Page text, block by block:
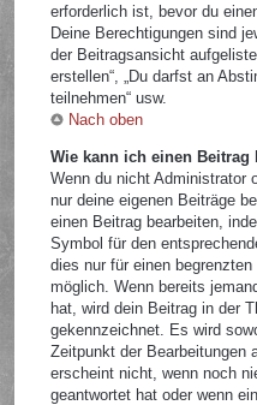
erforderlich ist, bevor du
Deine Berechtigungen sind
der Beitragsansicht
erstellen“, „Du darfst an
teilnehmen“ usw.
Nach oben
Wie kann ich einen
Wenn du nicht Administrator
nur deine eigenen Beiträge
einen Beitrag bearbeiten,
Symbol für den
dies nur für einen
möglich. Wenn bereits
hat, wird dein Beitrag in der
gekennzeichnet. Es wird
Zeitpunkt der Bearbeitungen
erscheint nicht, wenn noch
geantwortet hat oder wenn